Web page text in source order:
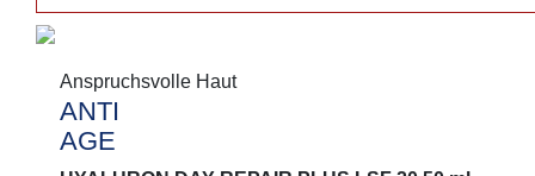
Anspruchsvolle Haut
ANTI
AGE
Anspruchsvolle Haut
ANTI
AGE